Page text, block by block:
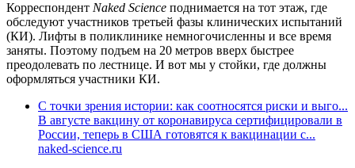
Корреспондент Naked Science поднимается на тот этаж, где
обследуют участников третьей фазы клинических испытаний
(КИ). Лифты в поликлинике немногочисленны и все время
заняты. Поэтому подъем на 20 метров вверх быстрее
преодолевать по лестнице. И вот мы у стойки, где должны
оформляться участники КИ.
С точки зрения истории: как соотносятся риски и выго...
В августе вакцину от коронавируса сертифицировали в
России, теперь в США готовятся к вакцинации с...
naked-science.ru